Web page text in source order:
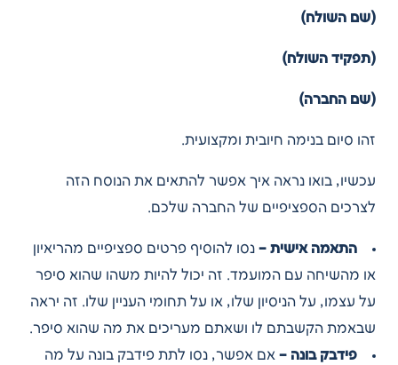
(שם השולח)
(תפקיד השולח)
(שם החברה)
זהו סיום בנימה חיובית ומקצועית.
עכשיו, בואו נראה איך אפשר להתאים את הנוסח הזה
לצרכים הספציפיים של החברה שלכם.
התאמה אישית – נסו להוסיף פרטים ספציפיים מהריאיון
או מהשיחה עם המועמד. זה יכול להיות משהו שהוא סיפר
על עצמו, על הניסיון שלו, או על תחומי העניין שלו. זה יראה
שבאמת הקשבתם לו ושאתם מעריכים את מה שהוא סיפר.
פידבק בונה – אם אפשר, נסו לתת פידבק בונה על מה